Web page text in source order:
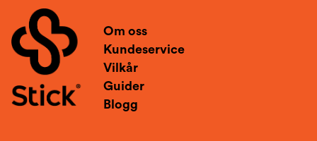
Om oss
Kundeservice
Vilkår
Guider
Blogg